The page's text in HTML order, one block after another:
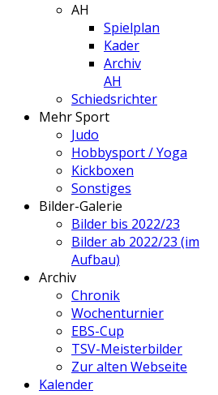
AH
Spielplan
Kader
Archiv
AH
Schiedsrichter
Mehr Sport
Judo
Hobbysport / Yoga
Kickboxen
Sonstiges
Bilder-Galerie
Bilder bis 2022/23
Bilder ab 2022/23 (im
Aufbau)
Archiv
Chronik
Wochenturnier
EBS-Cup
TSV-Meisterbilder
Zur alten Webseite
Kalender